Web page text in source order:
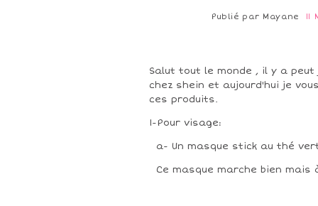
Publié par Mayane
Salut tout le monde , il y a
chez shein et aujourd'hui je
ces produits.
1-Pour visage:
a- Un masque stick au thé
Ce masque marche bien